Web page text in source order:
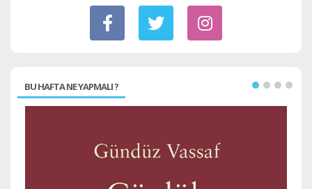
BU HAFTA NE YAPMALI ?